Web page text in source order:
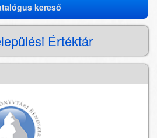
kereső
Értéktár